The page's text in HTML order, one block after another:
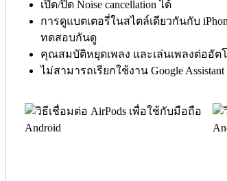
เปิด/ปิด Noise cancellation ได้
การดูแบตเตอรี่ในสไตล์เดียวกันกับ
ทดสอบกันดู
คุณสมบัติหยุดเพลง และเล่นเพลงต่ออั
ไม่สามารถเรียกใช้งาน Google